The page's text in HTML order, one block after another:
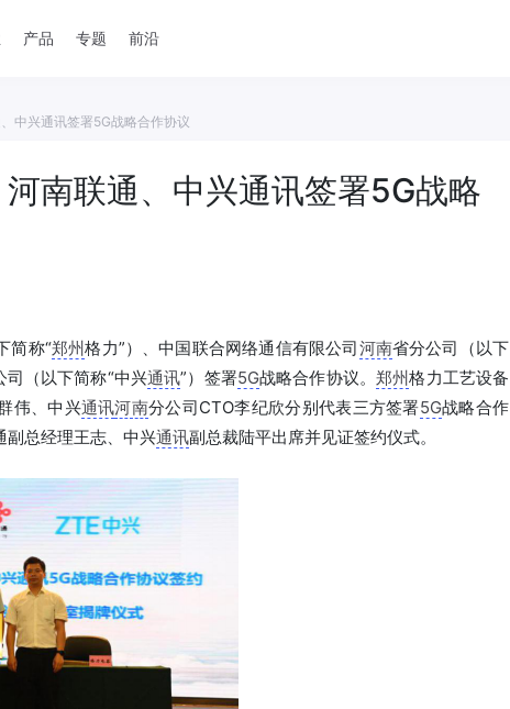
产品 专题 前沿
中兴通讯签署5G战略合作协议
南联通、中兴通讯签署5G战略
简称“郑州格力”）、中国联合网络通信有限公司河南省分公司（以下
司（以下简称“中兴通讯”）签署5G战略合作协议。郑州格力工艺设备
伟、中兴通讯河南分公司CTO李纪欣分别代表三方签署5G战略合作
副总经理王志、中兴通讯副总裁陆平出席并见证签约仪式。